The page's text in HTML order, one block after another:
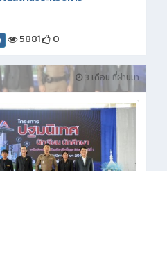
5881 0
3 เดือน ที่ผ่านมา